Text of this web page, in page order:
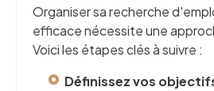
Organiser sa recherche
efficace nécessite une
Voici les étapes clés à suivre :
Définissez vos